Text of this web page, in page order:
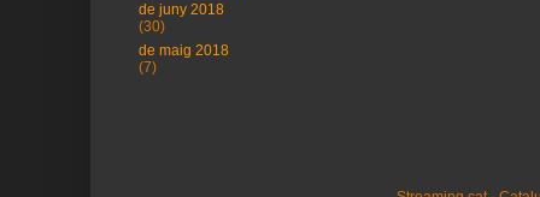
de juny 2018
(30)
de maig 2018
(7)